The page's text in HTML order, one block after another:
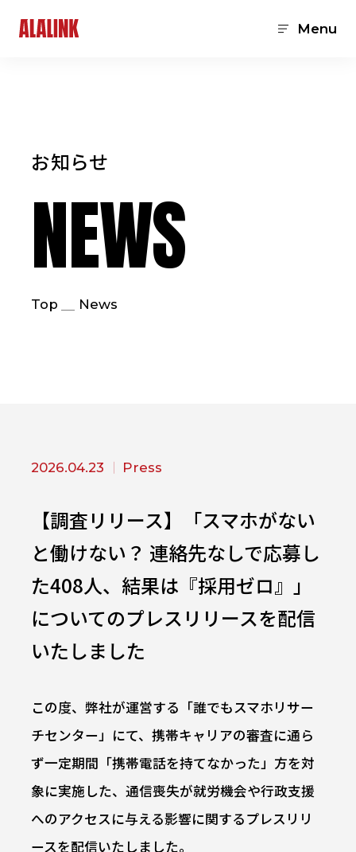
Menu
お知らせ
NEWS
Top News
2026.04.23 Press
【調査リリース】「スマホがない
と働けない？ 連絡先なしで応募し
た408人、結果は『採用ゼロ』」
についてのプレスリリースを配信
いたしました
この度、弊社が運営する「誰でもスマホリサー
チセンター」にて、携帯キャリアの審査に通ら
ず一定期間「携帯電話を持てなかった」方を対
象に実施した、通信喪失が就労機会や行政支援
へのアクセスに与える影響に関するプレスリリ
ースを配信いたしました。